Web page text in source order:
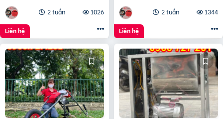
2 tuần
1026
Liên hệ
2 tuần
1344
Liên hệ